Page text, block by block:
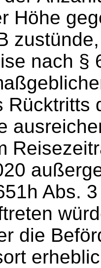
Höhe
nach §
Rücktritts
Abs.
die